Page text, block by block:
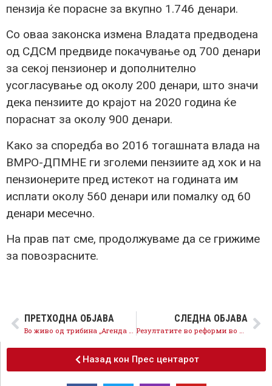
пензија ќе порасне за вкупно 1.746 денари.
Со оваа законска измена Владата предводена
од СДСМ предвиде покачување од 700 денари
за секој пензионер и дополнително
усогласување од околу 200 денари, што значи
дека пензиите до крајот на 2020 година ќе
пораснат за околу 900 денари.
Како за споредба во 2016 тогашната влада на
ВМРО-ДПМНЕ ги зголеми пензиите ад хок и на
пензионерите пред истекот на годината им
исплати околу 560 денари или помалку од 60
денари месечно.
На прав пат сме, продолжуваме да се грижиме
за повозрасните.
ПРЕТХОДНА ОБЈАВА СЛЕДНА ОБЈАВА
Назад кон Прес центарот